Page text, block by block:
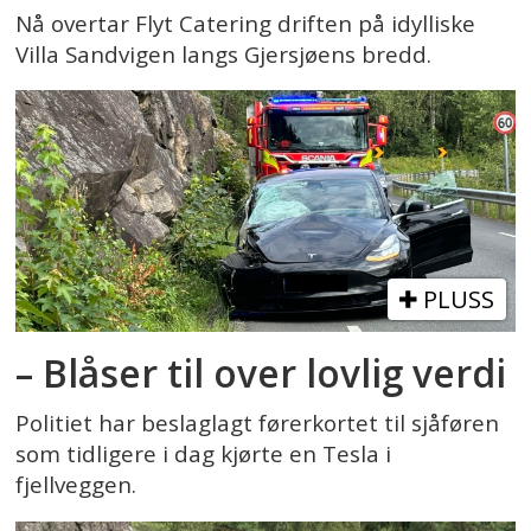
Nå overtar Flyt Catering driften på idylliske
Villa Sandvigen langs Gjersjøens bredd.
PLUSS
– Blåser til over lovlig verdi
Politiet har beslaglagt førerkortet til sjåføren
som tidligere i dag kjørte en Tesla i
fjellveggen.